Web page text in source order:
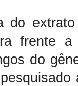
do
frente a
do